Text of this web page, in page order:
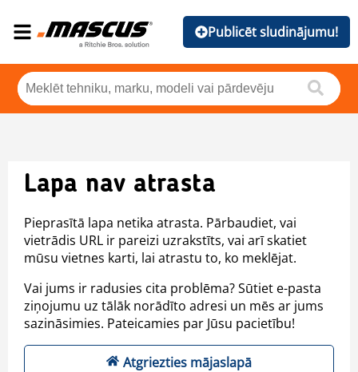
Publicēt sludinājumu!
Lapa nav atrasta
Pieprasītā lapa netika atrasta. Pārbaudiet, vai
vietrādis URL ir pareizi uzrakstīts, vai arī skatiet
mūsu vietnes karti, lai atrastu to, ko meklējat.
Vai jums ir radusies cita problēma? Sūtiet e-pasta
ziņojumu uz tālāk norādīto adresi un mēs ar jums
sazināsimies. Pateicamies par Jūsu pacietību!
Atgriezties mājaslapā